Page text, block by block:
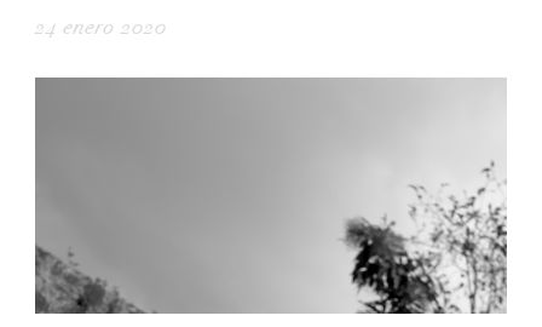
24 enero 2020